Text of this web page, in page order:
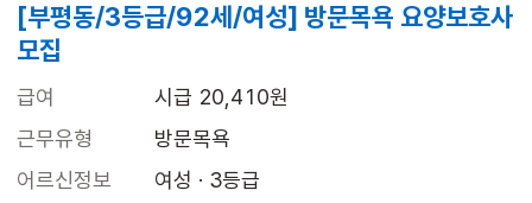
[부평동/3등급/92세/여성] 방문목욕 요양보호사
모집
급여
시급 20,410원
근무유형
방문목욕
어르신정보
여성 · 3등급